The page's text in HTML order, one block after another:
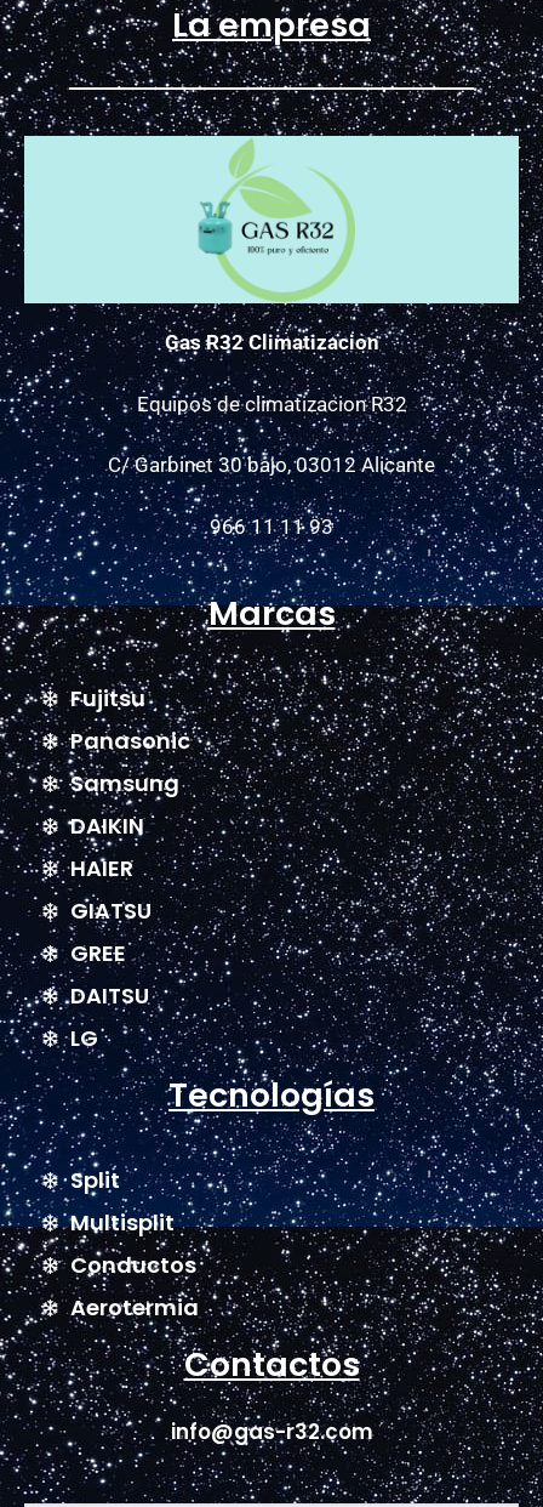
La empresa
Gas R32 Climatizacion
Equipos de climatizacion R32
C/ Garbinet 30 bajo, 03012 Alicante
966 11 11 93
Marcas
Fujitsu
Panasonic
Samsung
DAIKIN
HAIER
GIATSU
GREE
DAITSU
LG
Tecnologías
Split
Multisplit
Conductos
Aerotermia
Contactos
info@gas-r32.com